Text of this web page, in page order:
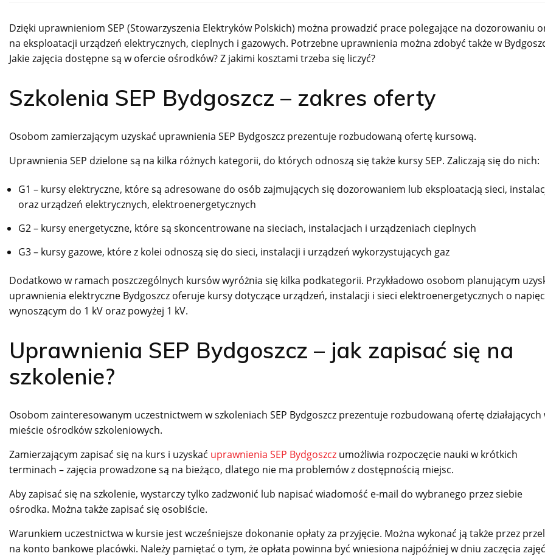
Dzięki uprawnieniom SEP (Stowarzyszenia Elektryków Polskich) można prowadzić prace polegające na dozorowaniu
na eksploatacji urządzeń elektrycznych, cieplnych i gazowych. Potrzebne uprawnienia można zdobyć także w
Jakie zajęcia dostępne są w ofercie ośrodków? Z jakimi kosztami trzeba się liczyć?
Szkolenia SEP Bydgoszcz – zakres oferty
Osobom zamierzającym uzyskać uprawnienia SEP Bydgoszcz prezentuje rozbudowaną ofertę kursową.
Uprawnienia SEP dzielone są na kilka różnych kategorii, do których odnoszą się także kursy SEP. Zaliczają się do nich:
G1 – kursy elektryczne, które są adresowane do osób zajmujących się dozorowaniem lub eksploatacją sieci,
oraz urządzeń elektrycznych, elektroenergetycznych
G2 – kursy energetyczne, które są skoncentrowane na sieciach, instalacjach i urządzeniach cieplnych
G3 – kursy gazowe, które z kolei odnoszą się do sieci, instalacji i urządzeń wykorzystujących gaz
Dodatkowo w ramach poszczególnych kursów wyróżnia się kilka podkategorii. Przykładowo osobom planującym
uprawnienia elektryczne Bydgoszcz oferuje kursy dotyczące urządzeń, instalacji i sieci elektroenergetycznych o
wynoszącym do 1 kV oraz powyżej 1 kV.
Uprawnienia SEP Bydgoszcz – jak zapisać się na
szkolenie?
Osobom zainteresowanym uczestnictwem w szkoleniach SEP Bydgoszcz prezentuje rozbudowaną ofertę działających
mieście ośrodków szkoleniowych.
Zamierzającym zapisać się na kurs i uzyskać uprawnienia SEP Bydgoszcz umożliwia rozpoczęcie nauki w krótkich
terminach – zajęcia prowadzone są na bieżąco, dlatego nie ma problemów z dostępnością miejsc.
Aby zapisać się na szkolenie, wystarczy tylko zadzwonić lub napisać wiadomość e-mail do wybranego przez siebie
ośrodka. Można także zapisać się osobiście.
Warunkiem uczestnictwa w kursie jest wcześniejsze dokonanie opłaty za przyjęcie. Można wykonać ją także przez
na konto bankowe placówki. Należy pamiętać o tym, że opłata powinna być wniesiona najpóźniej w dniu zaczęcia